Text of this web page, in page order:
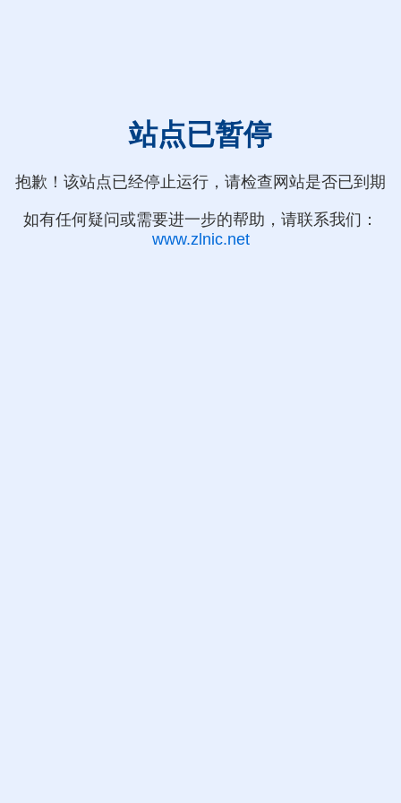
站点已暂停
抱歉！该站点已经停止运行，请检查网站是否已到期
如有任何疑问或需要进一步的帮助，请联系我们：
www.zlnic.net